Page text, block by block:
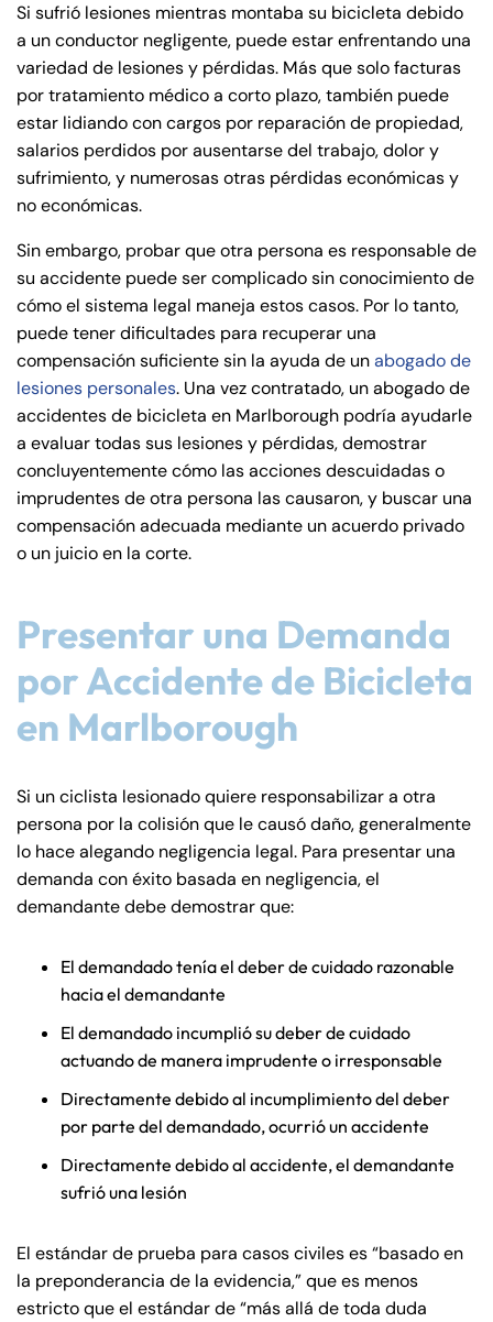
de
Pe
rs
on
al
Inj
ur
y
Si sufrió lesiones mientras montaba su bicicleta debido
a un conductor negligente, puede estar enfrentando una
variedad de lesiones y pérdidas. Más que solo facturas
por tratamiento médico a corto plazo, también puede
estar lidiando con cargos por reparación de propiedad,
salarios perdidos por ausentarse del trabajo, dolor y
sufrimiento, y numerosas otras pérdidas económicas y
no económicas.
Sin embargo, probar que otra persona es responsable de
su accidente puede ser complicado sin conocimiento de
cómo el sistema legal maneja estos casos. Por lo tanto,
puede tener dificultades para recuperar una
compensación suficiente sin la ayuda de unabogado de
lesiones personales. Una vez contratado, un abogado de
accidentes de bicicleta en Marlborough podría ayudarle
a evaluar todas sus lesiones y pérdidas, demostrar
concluyentemente cómo las acciones descuidadas o
imprudentes de otra persona las causaron, y buscar una
compensación adecuada mediante un acuerdo privado
o un juicio en la corte.
Presentar una Demanda
por Accidente de Bicicleta
en Marlborough
Si un ciclista lesionado quiere responsabilizar a otra
persona por la colisión que le causó daño, generalmente
lo hace alegando negligencia legal. Para presentar una
demanda con éxito basada en negligencia, el
demandante debe demostrar que:
El demandado tenía el deber de cuidado razonable
hacia el demandante
El demandado incumplió su deber de cuidado
actuando de manera imprudente o irresponsable
Directamente debido al incumplimiento del deber
por parte del demandado, ocurrió un accidente
Directamente debido al accidente, el demandante
sufrió una lesión
El estándar de prueba para casos civiles es “basado en
la preponderancia de la evidencia,” que es menos
estricto que el estándar de “más allá de toda duda